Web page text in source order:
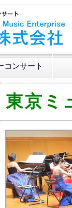
コンサート
東京ミ